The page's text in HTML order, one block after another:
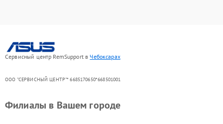
Сервисный центр RemSupport вЧебоксарах
ООО "СЕРВИСНЫЙ ЦЕНТР"* 6685170650*668501001
Филиалы в Вашем городе